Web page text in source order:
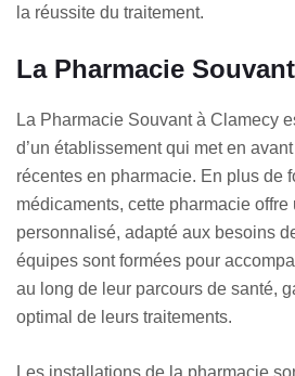
la réussite du traitement.
La Pharmacie
La Pharmacie Souvant à Clamecy
d’un établissement qui met en
récentes en pharmacie. En plus de
médicaments, cette pharmacie offre
personnalisé, adapté aux besoins
équipes sont formées pour
au long de leur parcours de santé,
optimal de leurs traitements.
Les installations de la pharmacie